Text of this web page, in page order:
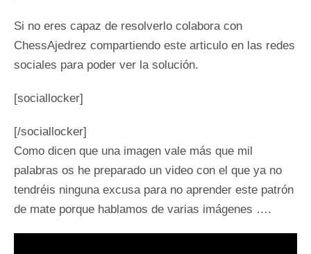
Si no eres capaz de resolverlo colabora con
ChessAjedrez compartiendo este articulo en las redes
sociales para poder ver la solución.
[sociallocker]
[/sociallocker]
Como dicen que una imagen vale más que mil
palabras os he preparado un video con el que ya no
tendréis ninguna excusa para no aprender este patrón
de mate porque hablamos de varias imágenes ….